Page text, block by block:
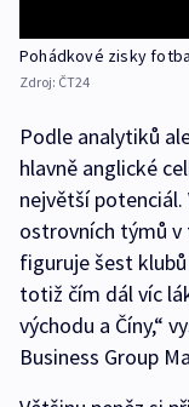
Pohádkové zisky
Zdroj: ČT24
Podle analytiků
hlavně anglické
největší
ostrovních týmů
figuruje šest
totiž čím dál víc
východu a Číny,“
Business Group